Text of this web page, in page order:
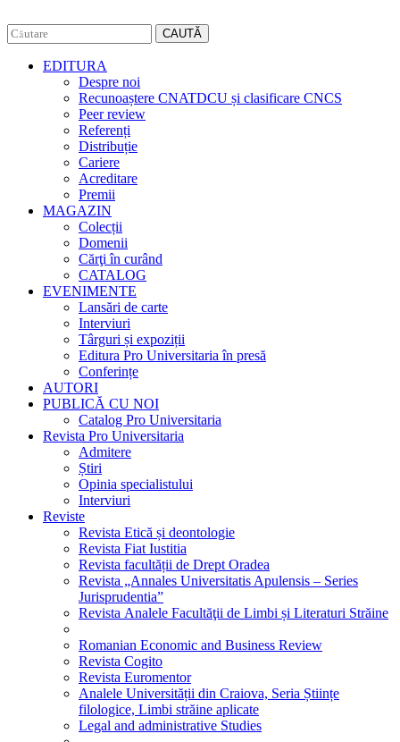
CAUTĂ
EDITURA
Despre noi
Recunoaștere CNATDCU și clasificare CNCS
Peer review
Referenți
Distribuție
Cariere
Acreditare
Premii
MAGAZIN
Colecții
Domenii
Cărţi în curând
CATALOG
EVENIMENTE
Lansări de carte
Interviuri
Târguri și expoziții
Editura Pro Universitaria în presă
Conferințe
AUTORI
PUBLICĂ CU NOI
Catalog Pro Universitaria
Revista Pro Universitaria
Admitere
Știri
Opinia specialistului
Interviuri
Reviste
Revista Etică și deontologie
Revista Fiat Iustitia
Revista facultății de Drept Oradea
Revista „Annales Universitatis Apulensis – Series
Jurisprudentia”
Revista Analele Facultăţii de Limbi și Literaturi Străine
Romanian Economic and Business Review
Revista Cogito
Revista Euromentor
Analele Universității din Craiova, Seria Științe
filologice, Limbi străine aplicate
Legal and administrative Studies